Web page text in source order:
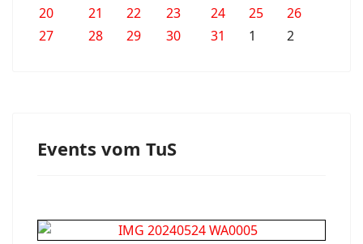
20
21 22 23 24 25
26
27
28 29 30 31 1 2
Events vom TuS